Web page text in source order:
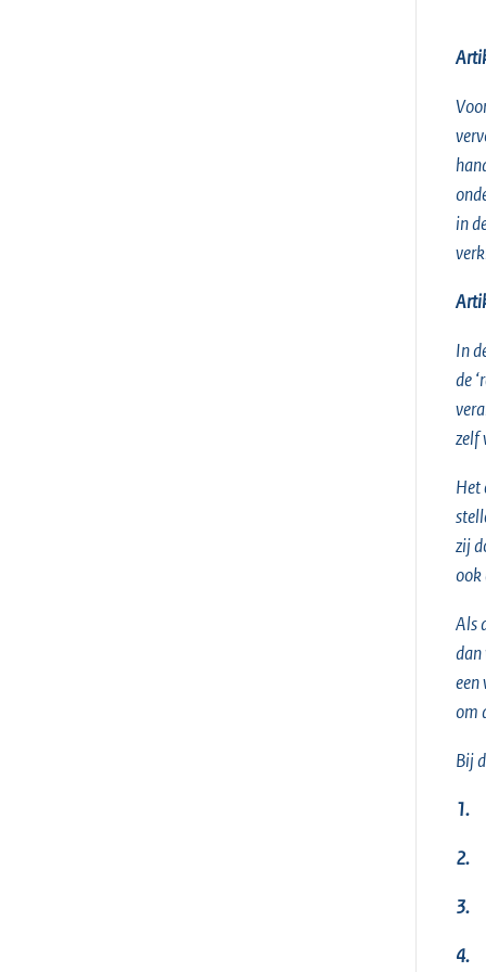
in
In
de
zelf
Het
zij
ook
Als
dan
een
om
Bij
1.
2.
3.
4.